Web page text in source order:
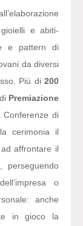
e abiti-
e pattern di
da diversi
Più di 200
Premiazione
di
cerimonia il
affrontare il
o
anche
in gioco la